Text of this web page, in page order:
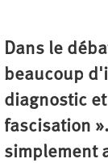
Dans le
beaucoup
diagnostic
fascisation
simplement